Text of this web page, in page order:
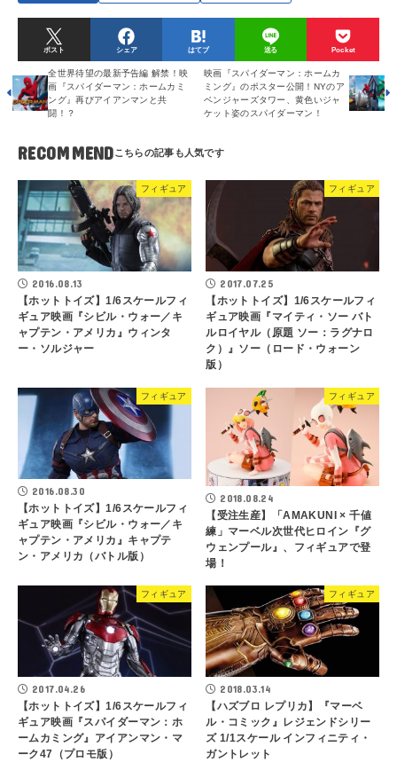
ポスト シェア はてブ 送る Pocket
全世界待望の最新予告編 解禁！映
画『スパイダーマン：ホームカミ
ング』再びアイアンマンと共
闘！？
映画『スパイダーマン：ホームカ
ミング』のポスター公開！NYのア
ベンジャーズタワー、黄色いジャ
ケット姿のスパイダーマン！
RECOMMEND
フィギュア
2016.08.13
【ホットトイズ】1/6スケールフィ
ギュア映画『シビル・ウォー／キ
ャプテン・アメリカ』ウィンタ
ー・ソルジャー
フィギュア
2017.07.25
【ホットトイズ】1/6スケールフィ
ギュア映画『マイティ・ソー バト
ルロイヤル（原題 ソー：ラグナロ
ク）』ソー（ロード・ウォーン
版）
フィギュア
2016.08.30
【ホットトイズ】1/6スケールフィ
ギュア映画『シビル・ウォー／キ
ャプテン・アメリカ』キャプテ
ン・アメリカ（バトル版）
フィギュア
2018.08.24
【受注生産】「AMAKUNI × 千値
練」マーベル次世代ヒロイン『グ
ウェンプール』、フィギュアで登
場！
フィギュア
2017.04.26
【ホットトイズ】1/6スケールフィ
ギュア映画『スパイダーマン：ホ
ームカミング』アイアンマン・マ
ーク47（プロモ版）
フィギュア
2018.03.14
【ハズブロ レプリカ】『マーベ
ル・コミック』レジェンドシリー
ズ 1/1スケール インフィニティ・
ガントレット